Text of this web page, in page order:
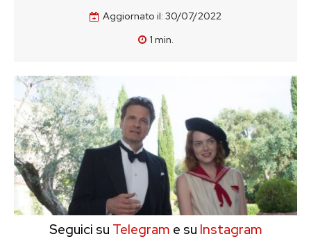
Aggiornato il: 30/07/2022
1 min.
Seguici su Telegram e su Instagram